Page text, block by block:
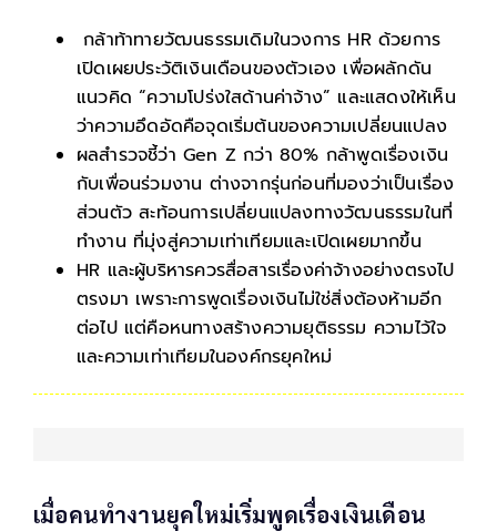
กล้าท้าทายวัฒนธรรมเดิมในวงการ HR ด้วยการ
เปิดเผยประวัติเงินเดือนของตัวเอง เพื่อผลักดัน
แนวคิด “ความโปร่งใสด้านค่าจ้าง” และแสดงให้เห็น
ว่าความอึดอัดคือจุดเริ่มต้นของความเปลี่ยนแปลง
ผลสำรวจชี้ว่า Gen Z กว่า 80% กล้าพูดเรื่องเงิน
กับเพื่อนร่วมงาน ต่างจากรุ่นก่อนที่มองว่าเป็นเรื่อง
ส่วนตัว สะท้อนการเปลี่ยนแปลงทางวัฒนธรรมในที่
ทำงาน ที่มุ่งสู่ความเท่าเทียมและเปิดเผยมากขึ้น
HR และผู้บริหารควรสื่อสารเรื่องค่าจ้างอย่างตรงไป
ตรงมา เพราะการพูดเรื่องเงินไม่ใช่สิ่งต้องห้ามอีก
ต่อไป แต่คือหนทางสร้างความยุติธรรม ความไว้ใจ
และความเท่าเทียมในองค์กรยุคใหม่
เมื่อคนทำงานยุคใหม่เริ่มพูดเรื่องเงินเดือน